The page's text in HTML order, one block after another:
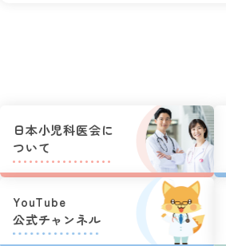
日本小児科医会に
ついて
YouTube
公式チャンネル